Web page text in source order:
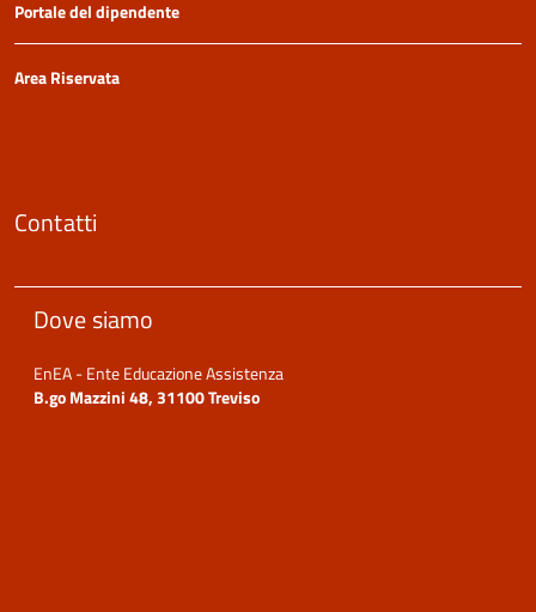
Portale del dipendente
Area Riservata
Contatti
Dove siamo
EnEA - Ente Educazione Assistenza
B.go Mazzini 48, 31100 Treviso